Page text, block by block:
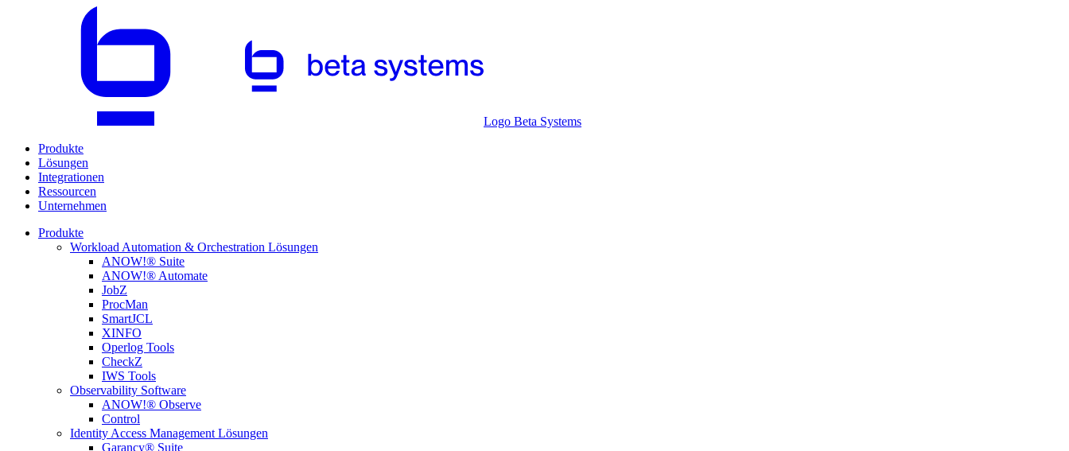
Logo Beta Systems
Produkte
Lösungen
Integrationen
Ressourcen
Unternehmen
Produkte
Workload Automation & Orchestration Lösungen
ANOW!® Suite
ANOW!® Automate
JobZ
ProcMan
SmartJCL
XINFO
Operlog Tools
CheckZ
IWS Tools
Observability Software
ANOW!® Observe
Control
Identity Access Management Lösungen
Garancy® Suite